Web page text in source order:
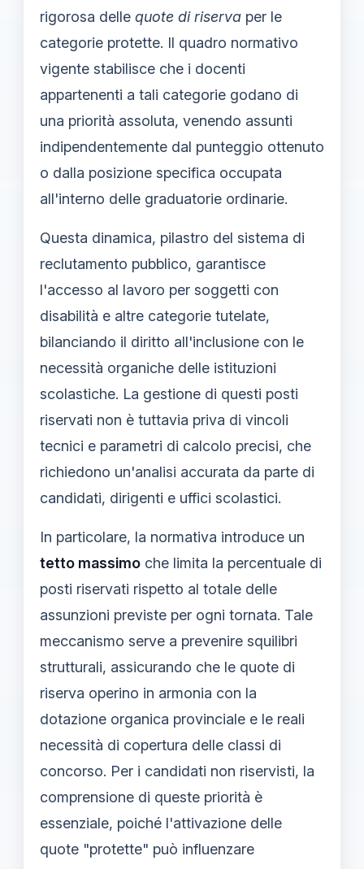
rigorosa delle quote di riserva per le
categorie protette. Il quadro normativo
vigente stabilisce che i docenti
appartenenti a tali categorie godano di
una priorità assoluta, venendo assunti
indipendentemente dal punteggio ottenuto
o dalla posizione specifica occupata
all'interno delle graduatorie ordinarie.
Questa dinamica, pilastro del sistema di
reclutamento pubblico, garantisce
l'accesso al lavoro per soggetti con
disabilità e altre categorie tutelate,
bilanciando il diritto all'inclusione con le
necessità organiche delle istituzioni
scolastiche. La gestione di questi posti
riservati non è tuttavia priva di vincoli
tecnici e parametri di calcolo precisi, che
richiedono un'analisi accurata da parte di
candidati, dirigenti e uffici scolastici.
In particolare, la normativa introduce un
tetto massimo che limita la percentuale di
posti riservati rispetto al totale delle
assunzioni previste per ogni tornata. Tale
meccanismo serve a prevenire squilibri
strutturali, assicurando che le quote di
riserva operino in armonia con la
dotazione organica provinciale e le reali
necessità di copertura delle classi di
concorso. Per i candidati non riservisti, la
comprensione di queste priorità è
essenziale, poiché l'attivazione delle
quote "protette" può influenzare